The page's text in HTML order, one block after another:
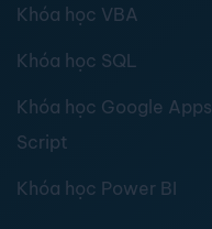
Khóa học VBA
Khóa học SQL
Khóa học Google Apps
Script
Khóa học Power BI